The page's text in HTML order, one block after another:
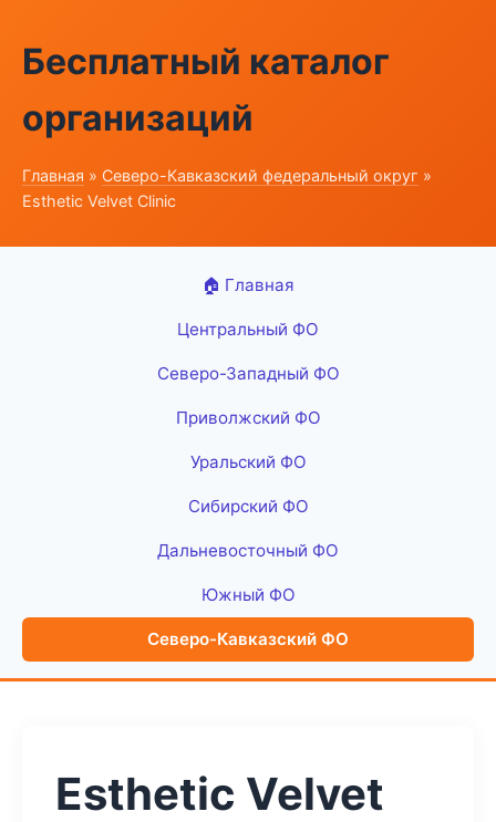
Бесплатный каталог
организаций
Главная » Северо-Кавказский федеральный округ »
Esthetic Velvet Clinic
🏠 Главная
Центральный ФО
Северо-Западный ФО
Приволжский ФО
Уральский ФО
Сибирский ФО
Дальневосточный ФО
Южный ФО
Северо-Кавказский ФО
Esthetic Velvet